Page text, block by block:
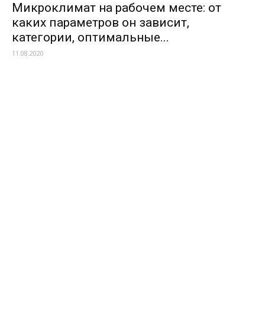
Микроклимат на рабочем месте: от
каких параметров он зависит,
категории, оптимальные...
11.08.2020